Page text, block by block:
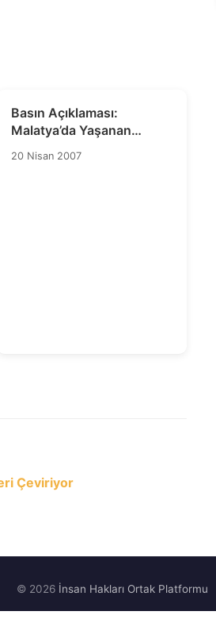
Basın Açıklaması:
Malatya’da Yaşanan
Cinayetlerden Hepimiz
20 Nisan 2007
Çeviriyor
© 2026 İnsan Hakları Ortak Platformu